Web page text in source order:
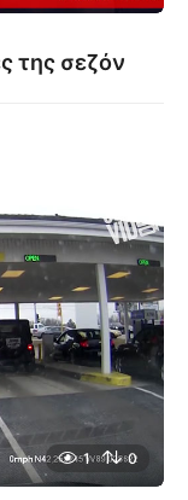
της σεζόν
1 0